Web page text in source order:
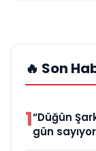
🔥 Son
1“Düğün
gün sayıyor